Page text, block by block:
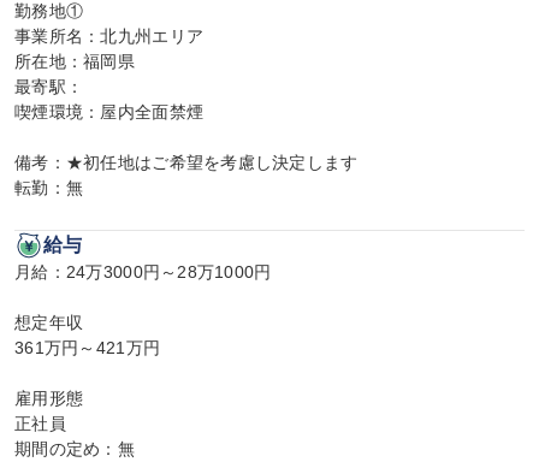
勤務地①
事業所名：北九州エリア
所在地：福岡県
最寄駅：
喫煙環境：屋内全面禁煙
備考：★初任地はご希望を考慮し決定します
転勤：無
給与
月給：24万3000円～28万1000円
想定年収
361万円～421万円
雇用形態
正社員
期間の定め：無